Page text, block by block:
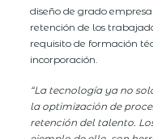
diseño de grado
retención de los
requisito de formación
incorporación.
“La tecnología ya no
la optimización de
retención del talento.